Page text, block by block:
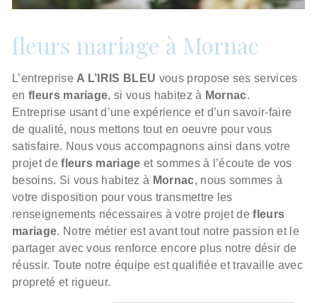
fleurs mariage à Mornac
L’entreprise A L’IRIS BLEU vous propose ses services
en fleurs mariage, si vous habitez à Mornac.
Entreprise usant d’une expérience et d’un savoir-faire
de qualité, nous mettons tout en oeuvre pour vous
satisfaire. Nous vous accompagnons ainsi dans votre
projet defleurs mariage et sommes à l’écoute de vos
besoins. Si vous habitez à Mornac, nous sommes à
votre disposition pour vous transmettre les
renseignements nécessaires à votre projet defleurs
mariage. Notre métier est avant tout notre passion et le
partager avec vous renforce encore plus notre désir de
réussir. Toute notre équipe est qualifiée et travaille avec
propreté et rigueur.